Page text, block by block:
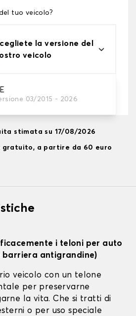
tuo veicolo?
la versione del
veicolo
03/2015 - 2026
adatto alle tue esigenze
stimata su 17/08/2026
gratuito, a partire da 60 euro
i teloni per auto
barriera antigrandine)
veicolo con un telone
per preservarne
la vita. Che si tratti di
o per uso speciale